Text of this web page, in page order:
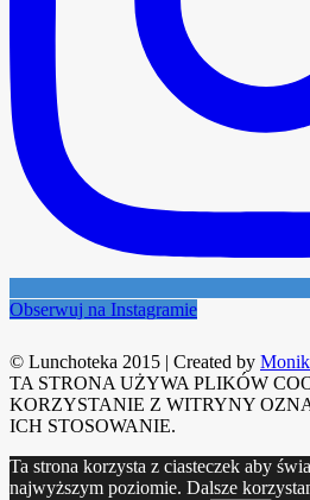
Obserwuj na Instagramie
© Lunchoteka 2015 | Created by
TA STRONA UŻYWA PLIKÓW
KORZYSTANIE Z WITRYNY
ICH STOSOWANIE.
Ta strona korzysta z ciasteczek aby
najwyższym poziomie. Dalsze